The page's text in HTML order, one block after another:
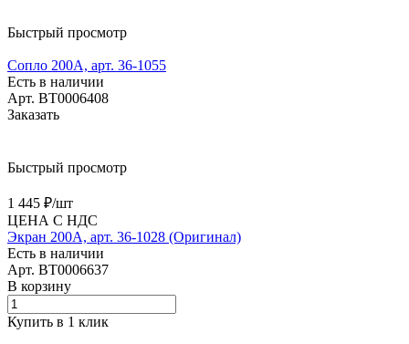
Быстрый просмотр
Сопло 200А, арт. 36-1055
Есть в наличии
Арт. BT0006408
Заказать
Быстрый просмотр
1 445 ₽/шт
ЦЕНА С НДС
Экран 200А, арт. 36-1028 (Оригинал)
Есть в наличии
Арт. BT0006637
В корзину
Купить в 1 клик